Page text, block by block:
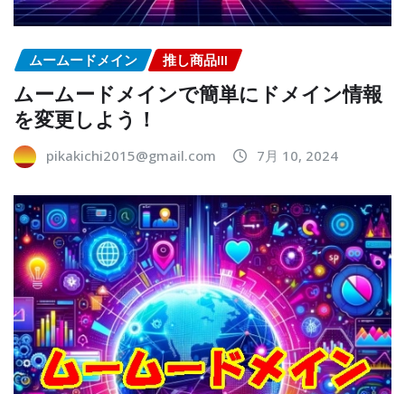
ムームードメイン 推し商品III
ムームードメインで簡単にドメイン情報
を変更しよう！
pikakichi2015@gmail.com 7月 10, 2024